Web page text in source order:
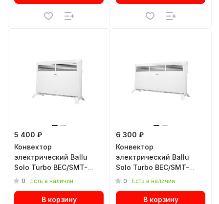
5 400 ₽
Конвектор
электрический Ballu
Solo Turbo BEC/SMT-
2000
0 Есть в наличии
В корзину
6 300 ₽
Конвектор
электрический Ballu
Solo Turbo BEC/SMT-
2500
0 Есть в наличии
В корзину